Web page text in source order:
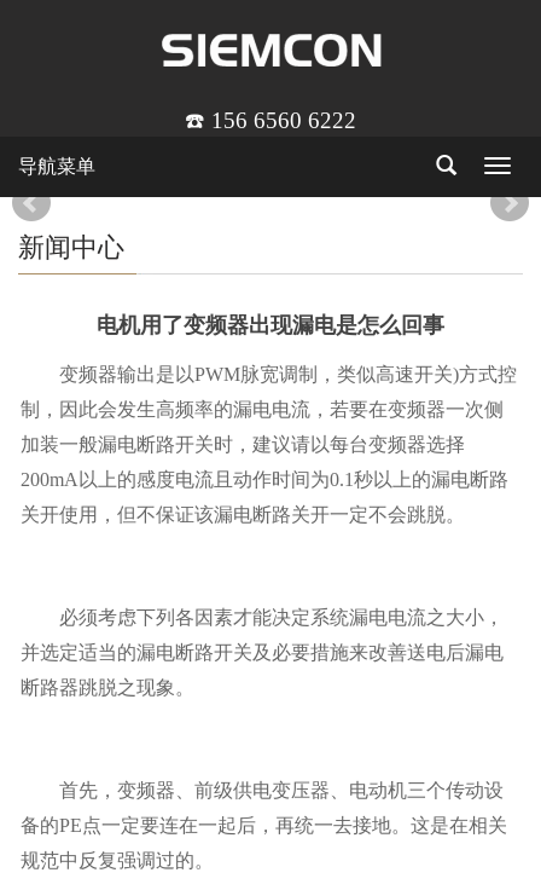
☎️ 156 6560 6222
Toggle
导航菜单
新闻中心
电机用了变频器出现漏电是怎么回事
变频器输出是以PWM脉宽调制，类似高速开关)方式控
制，因此会发生高频率的漏电电流，若要在变频器一次侧
加装一般漏电断路开关时，建议请以每台变频器选择
200mA以上的感度电流且动作时间为0.1秒以上的漏电断路
关开使用，但不保证该漏电断路关开一定不会跳脱。
必须考虑下列各因素才能决定系统漏电电流之大小，
并选定适当的漏电断路开关及必要措施来改善送电后漏电
断路器跳脱之现象。
首先，变频器、前级供电变压器、电动机三个传动设
备的PE点一定要连在一起后，再统一去接地。这是在相关
规范中反复强调过的。